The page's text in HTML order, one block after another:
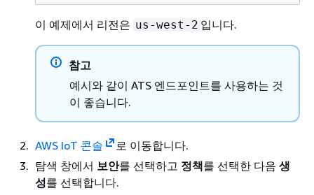
이 예제에서 리전은 us-west-2 입니다.
참고
예시와 같이 ATS 엔드포인트를 사용하는 것
이 좋습니다.
AWS IoT 콘솔
로 이동합니다.
탐색 창에서 보안를 선택하고 정책를 선택한 다음 생
성를 선택합니다.